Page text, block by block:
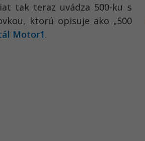
tak teraz uvádza 500-ku s
ktorú opisuje ako „500
Motor1.